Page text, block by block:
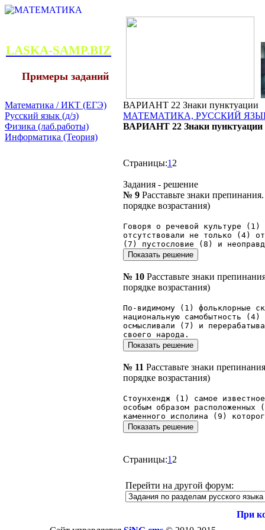
LASKA-SAMP.BIZ
Примеры заданий
Математика / ИКТ (ЕГЭ)
Русский язык (д/з)
Физика (лаб.работы)
Информатика (Теория)
ВАРИАНТ 22 Знаки пунктуации
МАТЕМАТИКА, РУССКИЙ
ВАРИАНТ 22 Знаки пунктуации
Страницы:1 2
Задания - решение
№ 9 Расставьте знаки
порядке возрастания)
Говоря о речевой культуре
отсутствовали не только (4)
(7) пустословие (8) и
№ 10 Расставьте знаки
порядке возрастания)
По-видимому (1) фольклорные
национальную самобытность
осмысливали (7) и
своего народа.
№ 11 Расставьте знаки
порядке возрастания)
Стоунхендж (1) самое
особым образом
каменного исполина (9)
Страницы:1 2
Перейти на другой форум:
При